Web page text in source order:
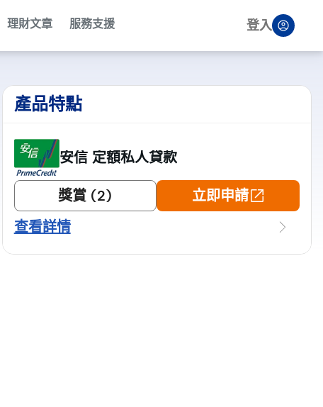
理財文章 服務支援 登入
產品特點
安信 定額私人貸款
獎賞 (2)
立即申請
查看詳情
